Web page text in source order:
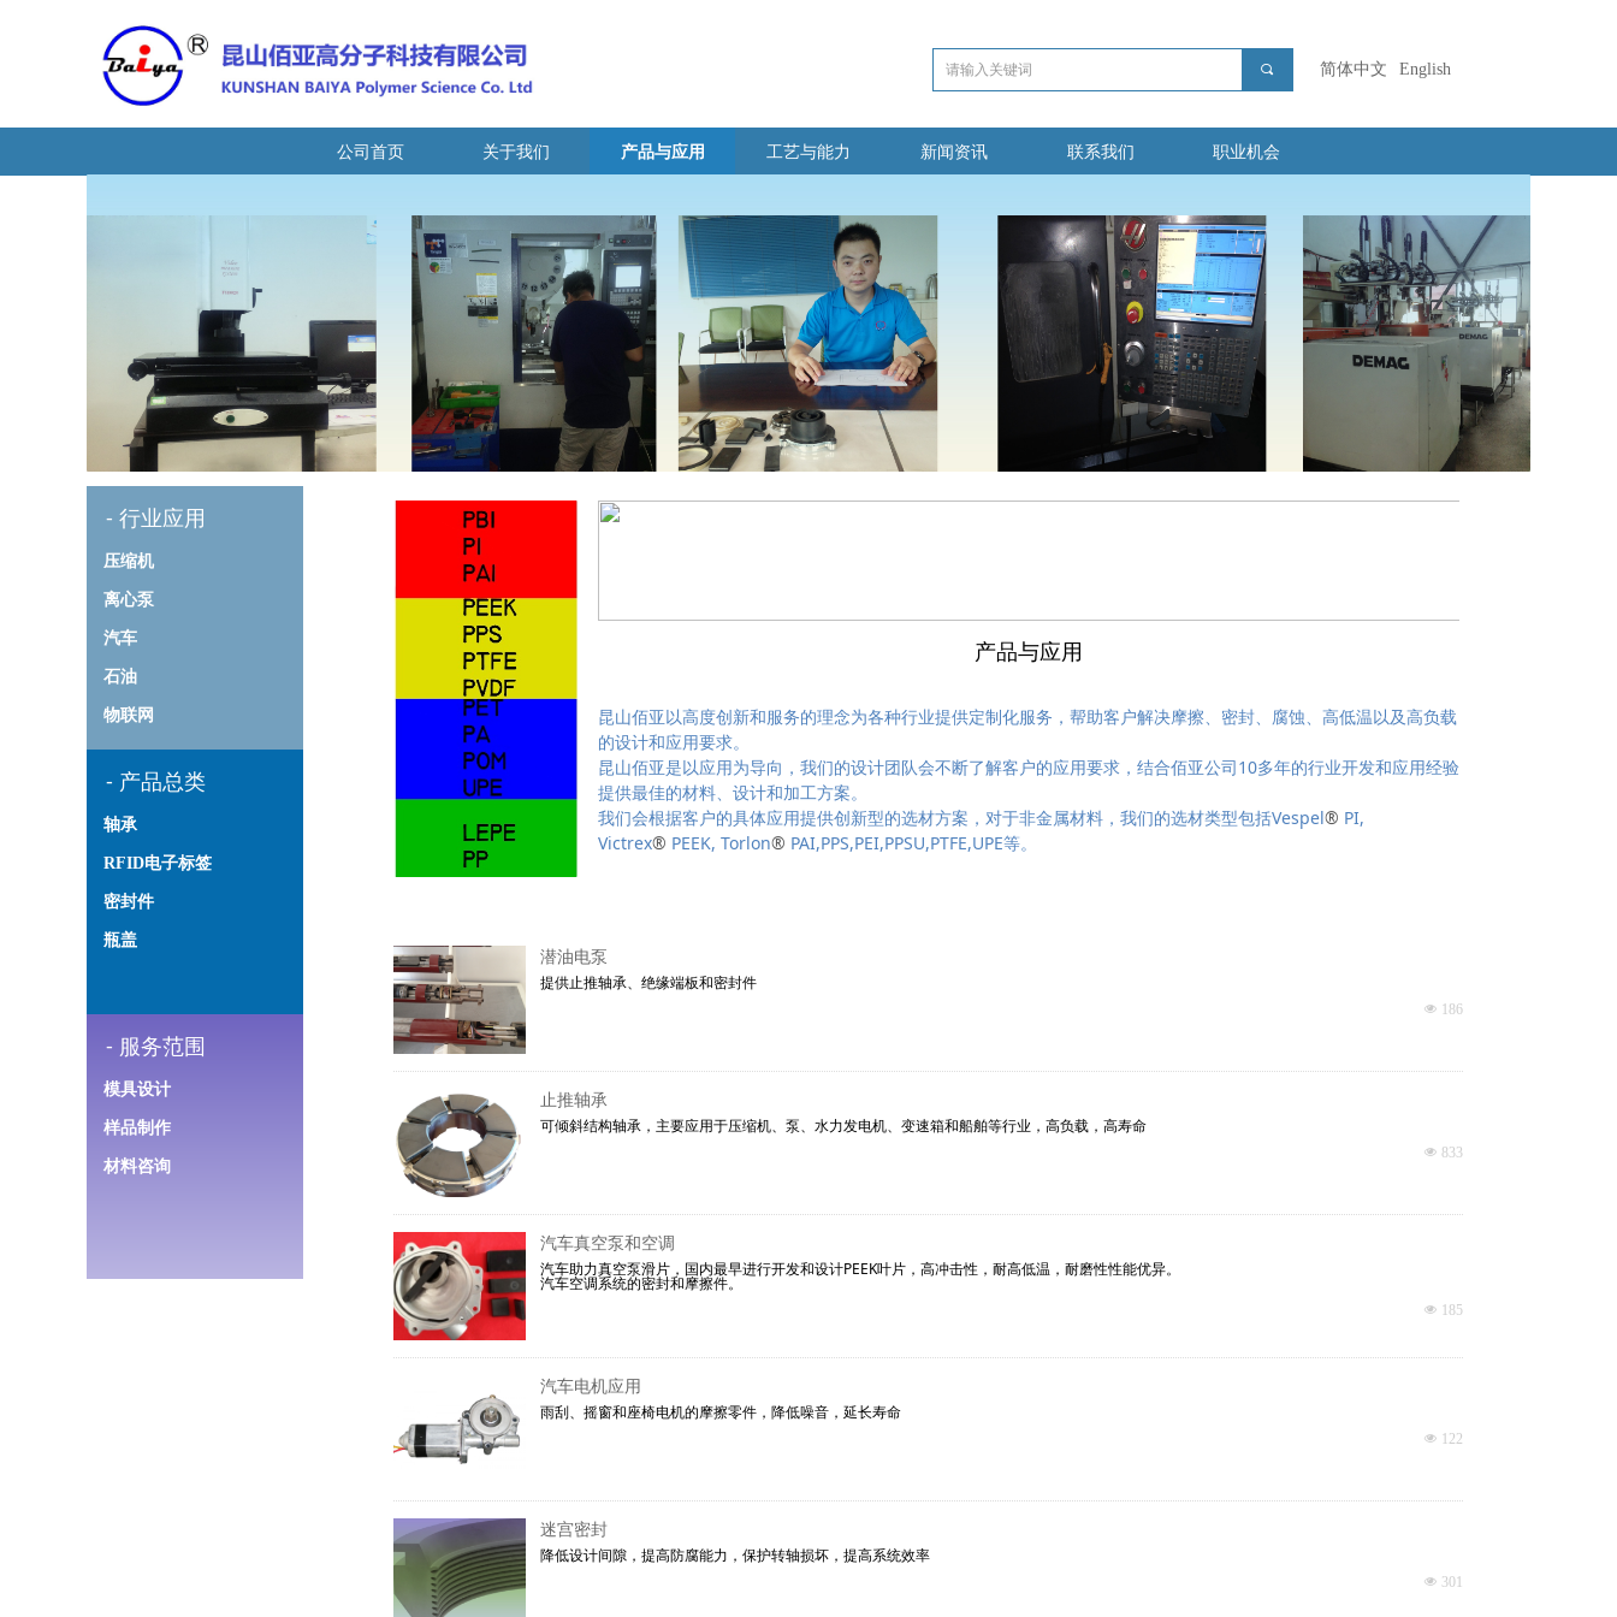
끠 简体中文 English
公司首页 关于我们 产品与应用 工艺与能力 新闻资讯 联系我们 职业机会
产品与应用
昆山佰亚以高度创新和服务的理念为各种行业提供定制化服务，帮助客户解决摩擦、密封、腐蚀、高低温以及高负载
的设计和应用要求。
昆山佰亚是以应用为导向，我们的设计团队会不断了解客户的应用要求，结合佰亚公司10多年的行业开发和应用经验
提供最佳的材料、设计和加工方案。
我们会根据客户的具体应用提供创新型的选材方案，对于非金属材料，我们的选材类型包括Vespel® PI,
Victrex® PEEK, Torlon® PAI,PPS,PEI,PPSU,PTFE,UPE等。
潜油电泵
提供止推轴承、绝缘端板和密封件
넶 186
止推轴承
可倾斜结构轴承，主要应用于压缩机、泵、水力发电机、变速箱和船舶等行业，高负载，高寿命
넶 833
汽车真空泵和空调
汽车助力真空泵滑片，国内最早进行开发和设计PEEK叶片，高冲击性，耐高低温，耐磨性性能优异。
汽车空调系统的密封和摩擦件。
넶 185
汽车电机应用
雨刮、摇窗和座椅电机的摩擦零件，降低噪音，延长寿命
넶 122
迷宫密封
降低设计间隙，提高防腐能力，保护转轴损坏，提高系统效率
넶 301
- 行业应用
压缩机
离心泵
汽车
石油
物联网
- 产品总类
轴承
RFID电子标签
密封件
瓶盖
- 服务范围
模具设计
样品制作
材料咨询